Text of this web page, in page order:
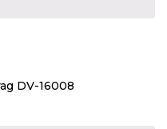
DV-16008